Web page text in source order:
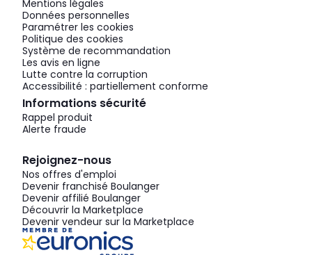
Mentions légales
Données personnelles
Paramétrer les cookies
Politique des cookies
Système de recommandation
Les avis en ligne
Lutte contre la corruption
Accessibilité : partiellement conforme
Informations sécurité
Rappel produit
Alerte fraude
Rejoignez-nous
Nos offres d'emploi
Devenir franchisé Boulanger
Devenir affilié Boulanger
Découvrir la Marketplace
Devenir vendeur sur la Marketplace